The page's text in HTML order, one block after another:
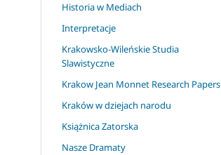
Historia w Mediach
Interpretacje
Krakowsko-Wileńskie Studia
Slawistyczne
Krakow Jean Monnet Research Papers
Kraków w dziejach narodu
Książnica Zatorska
Nasze Dramaty